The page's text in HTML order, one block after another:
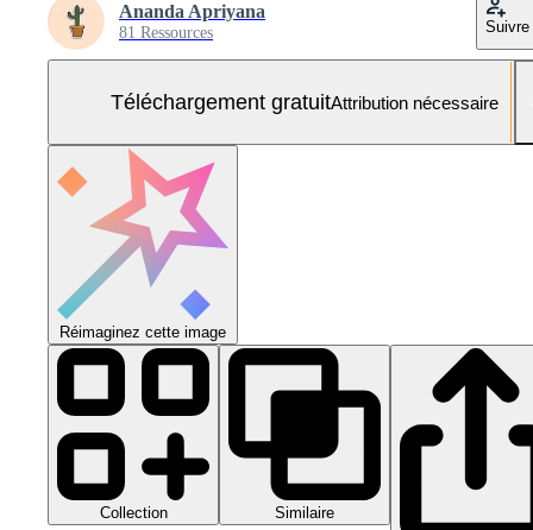
Ananda Apriyana
81 Ressources Suivre
Téléchargement gratuitAttribution nécessaire
Réimaginez cette image
Collection Similaire